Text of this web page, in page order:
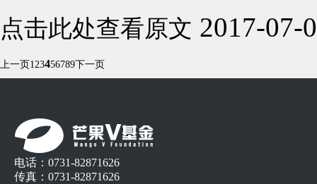
点击此处查看原文 2017-07-
上一页123456789下一页
电话：0731-82871626
传真：0731-82871626